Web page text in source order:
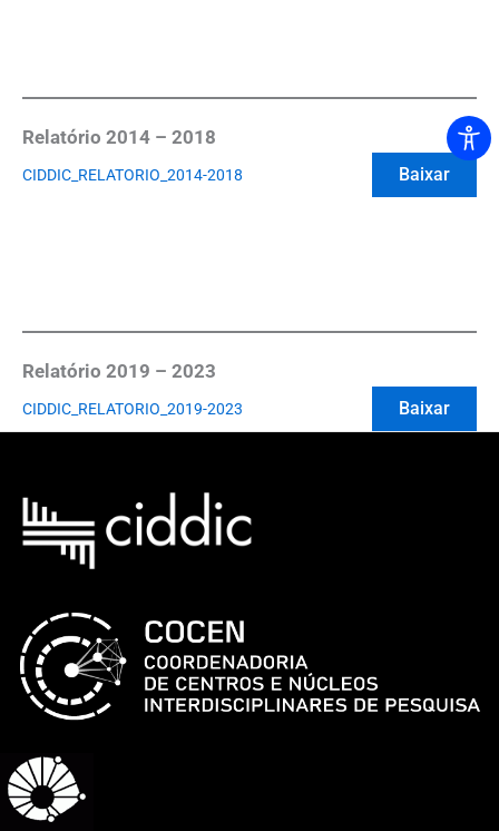
Relatório 2014 – 2018
CIDDIC_RELATORIO_2014-2018 Baixar
Relatório 2019 – 2023
CIDDIC_RELATORIO_2019-2023 Baixar